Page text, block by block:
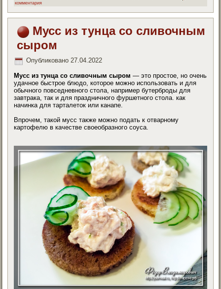
комментария
Мусс из тунца со сливочным
сыром
Опубликовано 27.04.2022
Мусс из тунца со сливочным сыром — это простое, но очень
удачное быстрое блюдо, которое можно использовать и для
обычного повседневного стола, например бутерброды для
завтрака, так и для праздничного фуршетного стола. как
начинка для тарталеток или канапе.
Впрочем, такой мусс также можно подать к отварному
картофелю в качестве своеобразного соуса.